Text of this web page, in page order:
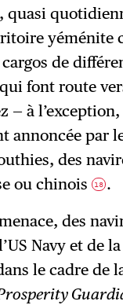
quasi
yéménite
de
font route
— à l’exception,
annoncée par
des
ou chinois18 .
des
Navy et de
le cadre de